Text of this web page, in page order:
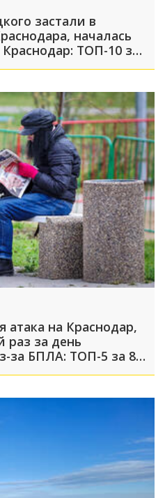
застали в
началась
Краснодар: ТОП-10 за
атака на Краснодар,
раз за день
за БПЛА: ТОП-5 за 8